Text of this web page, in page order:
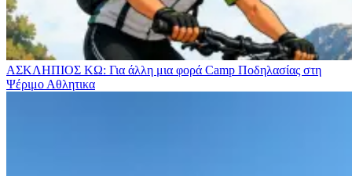
ΑΣΚΛΗΠΙΟΣ ΚΩ: Για άλλη μια φορά Camp Ποδηλασίας στη
Ψέριμο Αθλητικα